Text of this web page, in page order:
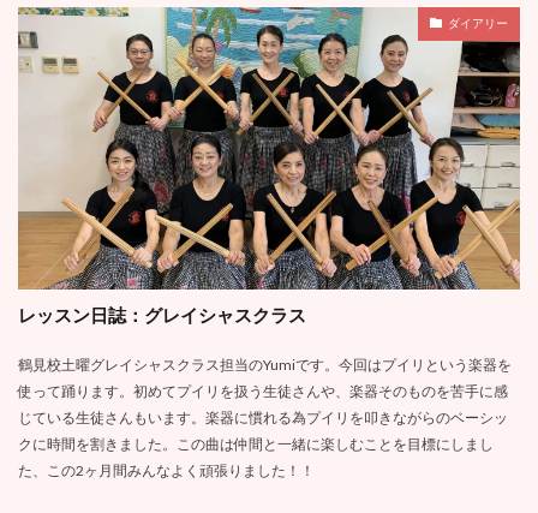
ダイアリー
レッスン日誌：グレイシャスクラス
鶴見校土曜グレイシャスクラス担当のYumiです。今回はプイリという楽器を
使って踊ります。初めてプイリを扱う生徒さんや、楽器そのものを苦手に感
じている生徒さんもいます。楽器に慣れる為プイリを叩きながらのベーシッ
クに時間を割きました。この曲は仲間と一緒に楽しむことを目標にしまし
た、この2ヶ月間みんなよく頑張りました！！